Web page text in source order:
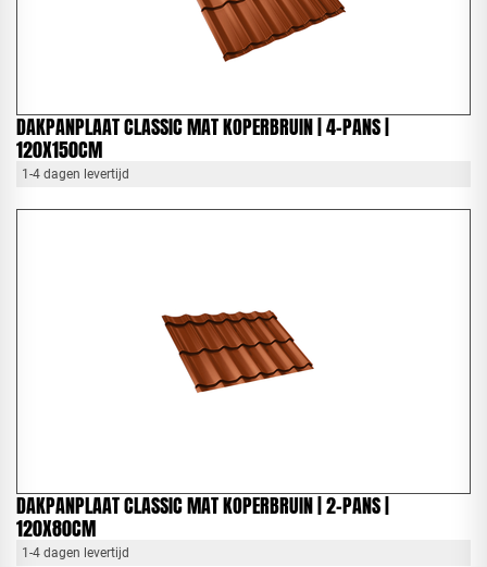
DAKPANPLAAT CLASSIC MAT KOPERBRUIN | 4-PANS |
120X150CM
1-4 dagen levertijd
DAKPANPLAAT CLASSIC MAT KOPERBRUIN | 2-PANS |
120X80CM
1-4 dagen levertijd